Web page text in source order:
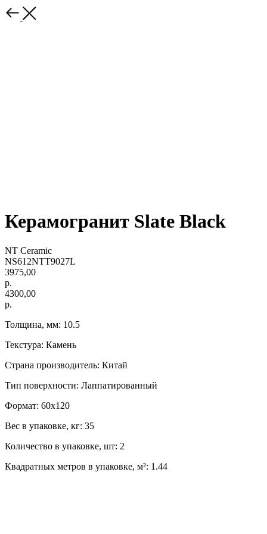
Керамогранит Slate Black
NT Ceramic
NS612NTT9027L
3975,00
р.
4300,00
р.
Толщина, мм: 10.5
Текстура: Камень
Страна производитель: Китай
Тип поверхности: Лаппатированный
Формат: 60х120
Вес в упаковке, кг: 35
Количество в упаковке, шт: 2
Квадратных метров в упаковке, м²: 1.44